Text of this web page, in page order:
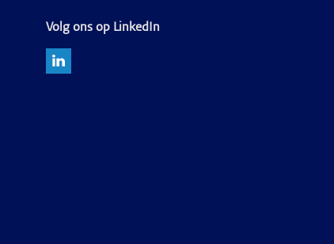
Volg ons op LinkedIn